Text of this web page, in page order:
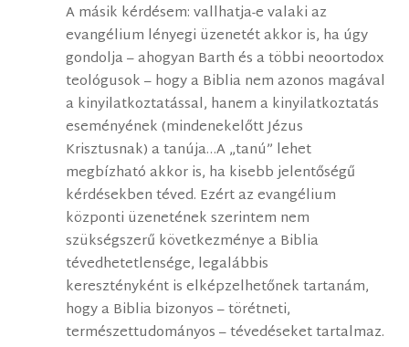
A másik kérdésem: vallhatja-e valaki az
evangélium lényegi üzenetét akkor is, ha úgy
gondolja – ahogyan Barth és a többi neoortodox
teológusok – hogy a Biblia nem azonos magával
a kinyilatkoztatással, hanem a kinyilatkoztatás
eseményének (mindenekelőtt Jézus
Krisztusnak) a tanúja…A „tanú” lehet
megbízható akkor is, ha kisebb jelentőségű
kérdésekben téved. Ezért az evangélium
központi üzenetének szerintem nem
szükségszerű következménye a Biblia
tévedhetetlensége, legalábbis
keresztényként is elképzelhetőnek tartanám,
hogy a Biblia bizonyos – törétneti,
természettudományos – tévedéseket tartalmaz.